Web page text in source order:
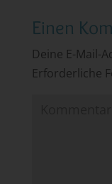
Einen
Deine E-Mail-
Erforderliche